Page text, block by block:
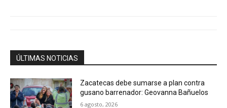
ÚLTIMAS NOTICIAS
Zacatecas debe sumarse a plan contra
gusano barrenador: Geovanna Bañuelos
6 agosto, 2026